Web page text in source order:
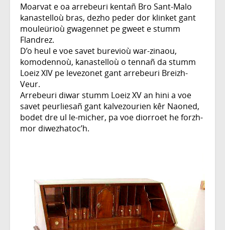
Moarvat e oa arrebeuri kentañ Bro Sant-Malo
kanastelloù bras, dezho peder dor klinket gant
mouleürioù gwagennet pe gweet e stumm
Flandrez.
D’o heul e voe savet burevioù war-zinaou,
komodennoù, kanastelloù o tennañ da stumm
Loeiz XIV pe levezonet gant arrebeuri Breizh-
Veur.
Arrebeuri diwar stumm Loeiz XV an hini a voe
savet peurliesañ gant kalvezourien kêr Naoned,
bodet dre ul le-micher, pa voe diorroet he forzh-
mor diwezhatoc’h.